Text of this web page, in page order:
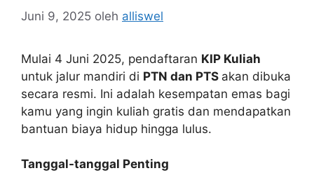
Juni 9, 2025 oleh alliswel
Mulai 4 Juni 2025, pendaftaran KIP Kuliah
untuk jalur mandiri di PTN dan PTS akan dibuka
secara resmi. Ini adalah kesempatan emas bagi
kamu yang ingin kuliah gratis dan mendapatkan
bantuan biaya hidup hingga lulus.
Tanggal-tanggal Penting